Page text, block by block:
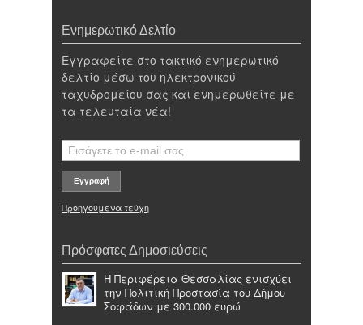
Ενημερωτικό Δελτίο
Εγγραφείτε στο τακτικό ενημερωτικό
δελτίο μέσω του ηλεκτρονικού
ταχυδρομείου σας και ενημερωθείτε με
τα τελευταία νέα!
Προηγούμενα τεύχη
Πρόσφατες Δημοσιεύσεις
Η Περιφέρεια Θεσσαλίας ενισχύει
την Πολιτική Προστασία του Δήμου
Σοφάδων με 300.000 ευρώ